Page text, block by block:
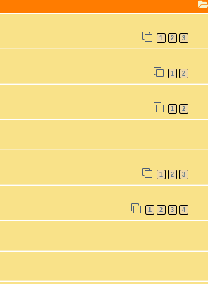
1 2 3
1 2
1 2
1 2 3
1 2 3 4